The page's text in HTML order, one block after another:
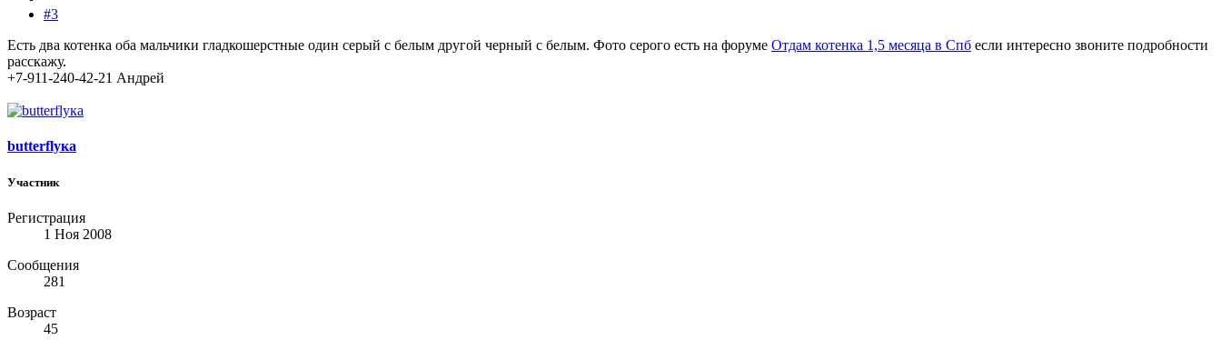
#3
Есть два котенка оба мальчики гладкошерстные один серый с белым другой черный с белым. Фото серого есть на форуме Отдам котенка 1,5 месяца в Спб если интересно звоните подробности
расскажу.
+7-911-240-42-21 Андрей
butterflyка
Участник
Регистрация
1 Ноя 2008
Сообщения
281
Возраст
45